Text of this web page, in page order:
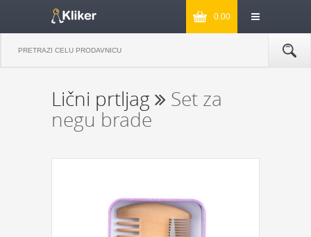
0.00
Lični prtljag
Set za
negu brade